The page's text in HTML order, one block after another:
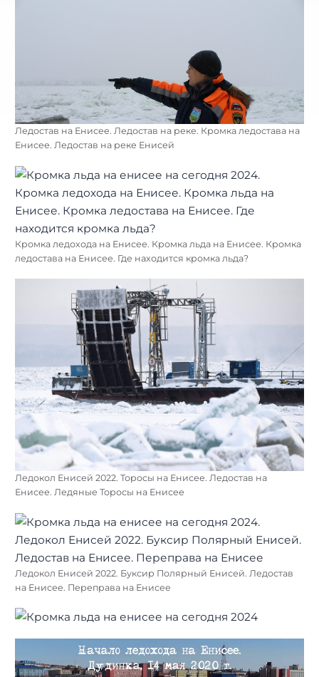
Ледостав на Енисее. Ледостав на реке. Кромка ледостава на
Енисее. Ледостав на реке Енисей
Кромка ледохода на Енисее. Кромка льда на Енисее. Кромка
ледостава на Енисее. Где находится кромка льда?
Ледокол Енисей 2022. Торосы на Енисее. Ледостав на
Енисее. Ледяные Торосы на Енисее
Ледокол Енисей 2022. Буксир Полярный Енисей. Ледостав
на Енисее. Переправа на Енисее